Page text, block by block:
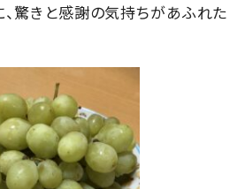
、驚きと感謝の気持ちがあふれた